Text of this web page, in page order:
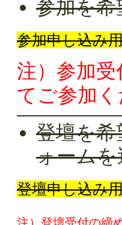
参加を
参加申し込み
注）参加
てご参加く
登壇を
ォーム
登壇申し込み